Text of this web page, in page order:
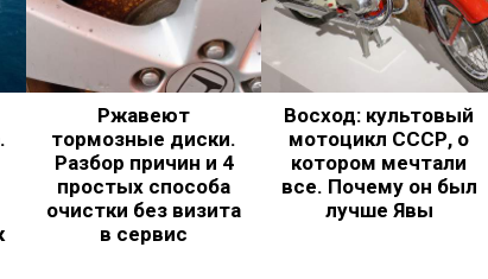
Ржавеют
тормозные диски.
Разбор причин и 4
простых способа
очистки без визита
в сервис
Восход: культовый
мотоцикл СССР, о
котором мечтали
все. Почему он был
лучше Явы